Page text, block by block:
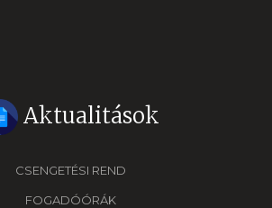
Aktualitások
CSENGETÉSI REND
FOGADÓÓRÁK